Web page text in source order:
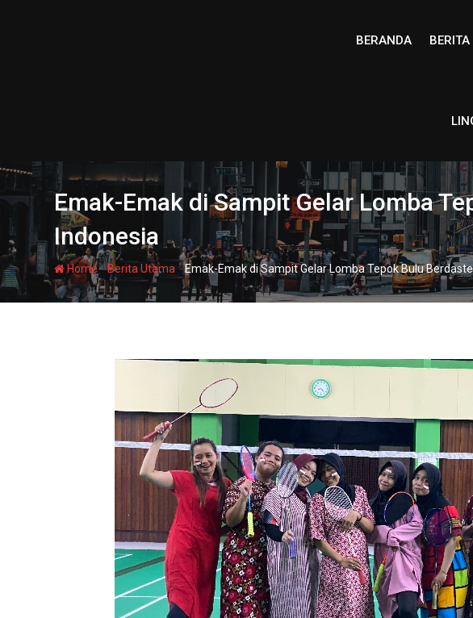
BERANDA
Emak-Emak di Sampit Gelar Lomba
Indonesia
Home-Berita Utama -Emak-Emak di Sampit Gelar Lomba Tepok Bulu